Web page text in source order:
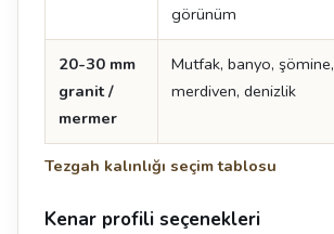
Tezgah kalınlığı seçim tablosu
görünüm
20-30 mm
granit /
mermer
Mutfak, banyo, şömine,
merdiven, denizlik
Kenar profili seçenekleri